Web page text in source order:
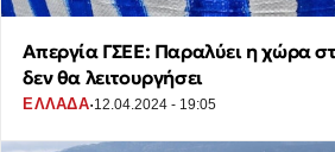
Απεργία ΓΣΕΕ: Παραλύει η χώρα
δεν θα λειτουργήσει
ΕΛΛΑΔΑ·12.04.2024 - 19:05